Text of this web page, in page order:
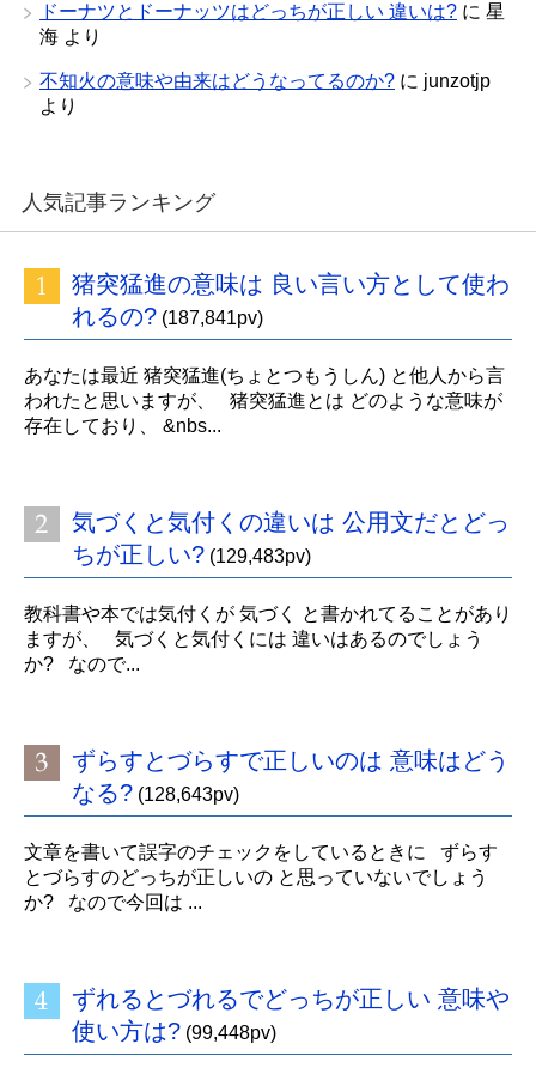
ドーナツとドーナッツはどっちが正しい 違いは? に 星
海 より
不知火の意味や由来はどうなってるのか? に junzotjp
より
人気記事ランキング
猪突猛進の意味は 良い言い方として使わ
れるの? (187,841pv)
あなたは最近 猪突猛進(ちょとつもうしん) と他人から言
われたと思いますが、 猪突猛進とは どのような意味が
存在しており、 &nbs...
気づくと気付くの違いは 公用文だとどっ
ちが正しい? (129,483pv)
教科書や本では気付くが 気づく と書かれてることがあり
ますが、 気づくと気付くには 違いはあるのでしょう
か? なので...
ずらすとづらすで正しいのは 意味はどう
なる? (128,643pv)
文章を書いて誤字のチェックをしているときに ずらす
とづらすのどっちが正しいの と思っていないでしょう
か? なので今回は ...
ずれるとづれるでどっちが正しい 意味や
使い方は? (99,448pv)